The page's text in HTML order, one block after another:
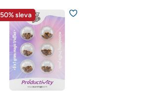
50% sleva